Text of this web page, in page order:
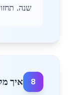
שנה. תחזוקה
8 איך